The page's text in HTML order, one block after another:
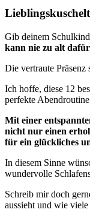
Gib deinem
kann nie zu alt
Die vertraute Präsenz
Ich hoffe, diese 12
perfekte
Mit einer
nicht nur einen
für ein glückliches
In diesem Sinne
wundervolle
Schreib mir doch
aussieht und wie